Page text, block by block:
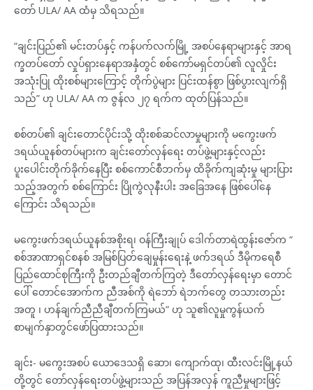
တော် ULA/ AA ထံမှ သိရသည်။
“ချင်းပြည်၏ မင်းတပ်နှင့် ကန်ပက်လက်မြို့ အစပ်နေရာများနှင့် အာရ
က္ခတပ်တော် လှုပ်ရှားနေရာအနှံတွင် စစ်ကော်မရှင်တပ်၏ လူလှိုင်း
အသုံးပြု ထိုးစစ်များကြောင့် တိုက်ပွဲများ ပြင်းထန်စွာ ဖြစ်ပွားလျက်ရှိ
သည်” ဟု ULA/ AA က ဇွန်လ ၂၇ ရက်က ထုတ်ပြန်သည်။
စစ်တပ်၏ ချင်းတောင်ပိုင်းသို့ ထိုးစစ်ဆင်လာမှုများကို မကွေးဖက်
ဒရယ်ယူနစ်တပ်များက ချင်းတော်လှန်ရေး တပ်ဖွဲ့များနှင့်လည်း
ပူးပေါင်းတိုက်ခိုက်နေပြီး စစ်ကောင်စီဘက်မှ ထိခိုက်ကျဆုံးမှု များပြား
သည့်အတွက် စစ်ကြောင်း ပြိုကွဲလုနီးပါး အခြေအနေ ဖြစ်ပေါ်နေ
ကြောင်း သိရသည်။
မကွေးဖက်ဒရယ်ယူနစ်အစိုးရ၊ ဝန်ကြီးချုပ် ဒေါက်တာရဲထွန်းဇော်က “
စစ်အာဏာရှင်စနစ် အမြစ်ပြတ်ချေမှုန်းရေးနဲ့ ဖက်ဒရယ် ဒီမိုကရေစီ
ပြည်ထောင်စုကြီးကို ဦးတည်ချီတက်ကြတဲ့ ဒီတော်လှန်ရေးမှာ တောင်
ပေါ် တောင်အောက်က ညီအစ်ကို ရဲဘော် ရဲဘက်တွေ တသားတည်း
အတူ ၊ ဟန်ချက်ညီညီချီတက်ကြမယ်” ဟု သူ၏လူမှုကွန်ယက်
စာမျက်နှာတွင်ဖော်ပြထားသည်။
ချင်း- မကွေးအစပ် ယောဒေသရှိ ဆော၊ ကျောက်ထု၊ ထီးလင်းမြို့နယ်
တို့တွင် တော်လှန်ရေးတပ်ဖွဲ့များသည် အပြန်အလှန် ကူညီမှုများဖြင့်